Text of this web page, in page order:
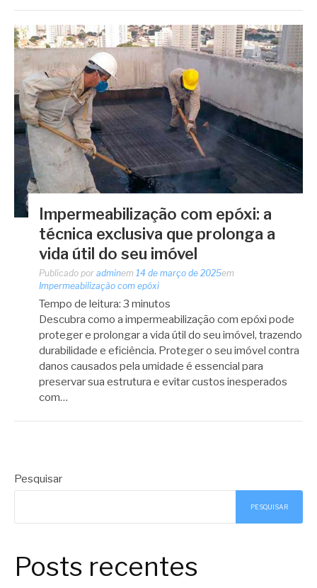
Impermeabilização com epóxi: a
técnica exclusiva que prolonga a
vida útil do seu imóvel
Publicado por adminem 14 de março de 2025em
Impermeabilização com epóxi
Tempo de leitura: 3 minutos
Descubra como a impermeabilização com epóxi pode
proteger e prolongar a vida útil do seu imóvel, trazendo
durabilidade e eficiência. Proteger o seu imóvel contra
danos causados pela umidade é essencial para
preservar sua estrutura e evitar custos inesperados
com…
Pesquisar
PESQUISAR
Posts recentes